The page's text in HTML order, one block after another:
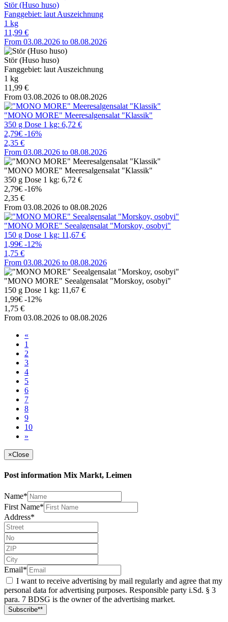
Stör (Huso huso)
Fanggebiet: laut Auszeichnung
1 kg
11,99 €
From 03.08.2026 to 08.08.2026
Stör (Huso huso)
Fanggebiet: laut Auszeichnung
1 kg
11,99 €
From 03.08.2026 to 08.08.2026
"MONO MORE" Meeresalgensalat "Klassik"
350 g Dose 1 kg: 6,72 €
2,79€ -16%
2,35 €
From 03.08.2026 to 08.08.2026
"MONO MORE" Meeresalgensalat "Klassik"
350 g Dose 1 kg: 6,72 €
2,79€ -16%
2,35 €
From 03.08.2026 to 08.08.2026
"MONO MORE" Seealgensalat "Morskoy, osobyi"
150 g Dose 1 kg: 11,67 €
1,99€ -12%
1,75 €
From 03.08.2026 to 08.08.2026
"MONO MORE" Seealgensalat "Morskoy, osobyi"
150 g Dose 1 kg: 11,67 €
1,99€ -12%
1,75 €
From 03.08.2026 to 08.08.2026
«
1
2
3
4
5
6
7
8
9
10
»
×Close
Post information Mix Markt, Leimen
Name*
First Name*
Address*
Email*
I want to receive advertising by mail regularly and agree that my
personal data for advertising purposes. Responsible party i.Sd. § 3
para. 7 BDSG is the owner of the advertising market.